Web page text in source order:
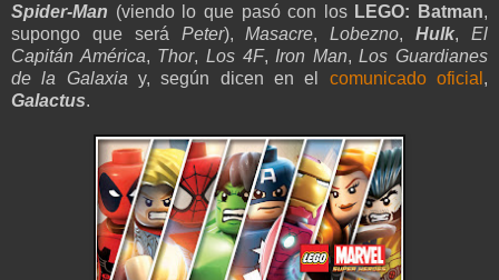
Spider-Man (viendo lo que pasó con los LEGO: Batman,
supongo que será Peter),Masacre,Lobezno,Hulk,El
Capitán América, Thor, Los 4F, Iron Man,Los Guardianes
de la Galaxia y, según dicen en el comunicado oficial ,
Galactus.